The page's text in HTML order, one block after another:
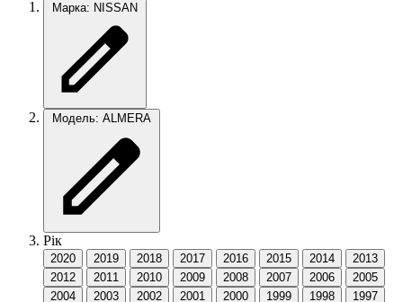
Марка: NISSAN
Модель: ALMERA
Рік
2020 2019 2018 2017 2016 2015 2014
2013
2012
2011 2010 2009 2008 2007 2006
2005
2004
2003 2002 2001 2000 1999 1998 1997